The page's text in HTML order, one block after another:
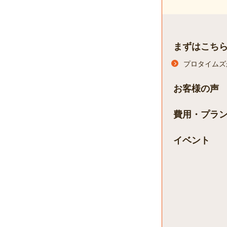
まずはこち
プロタイム
お客様の声
費用・プラ
イベント